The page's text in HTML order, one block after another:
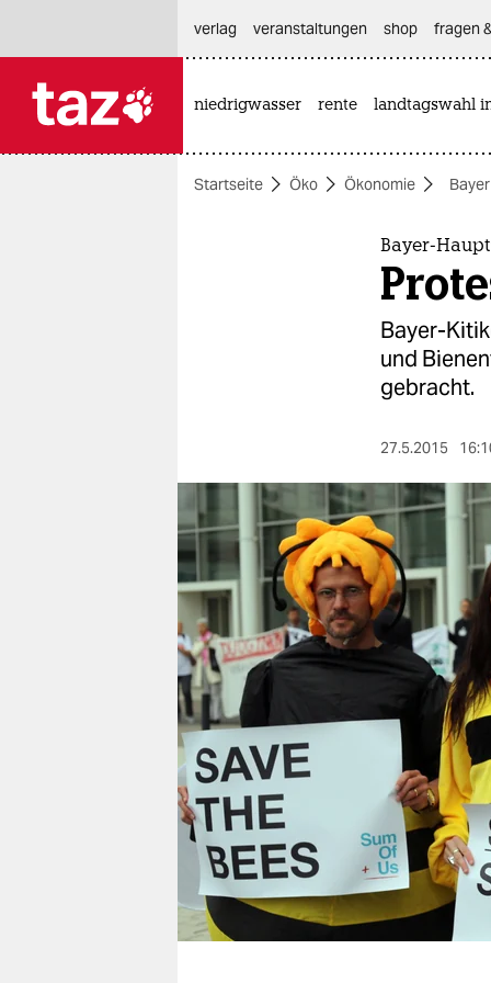
themen
berlin
nord
wahrheit
verlag
verlag
veranstaltungen
shop
fragen & hilfe
unterstützen
abo
genossenschaft
verlag
veranstaltungen shop fragen
niedrigwasser rente landtagswahl
Startseite Öko Ökonomie
Bayer-
Bayer-
und
gebracht.
27.5.2015